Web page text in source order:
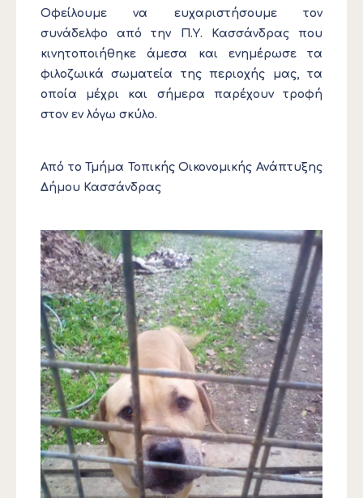
Οφείλουμε να ευχαριστήσουμε τον
συνάδελφο από την Π.Υ. Κασσάνδρας που
κινητοποιήθηκε άμεσα και ενημέρωσε τα
φιλοζωικά σωματεία της περιοχής μας, τα
οποία μέχρι και σήμερα παρέχουν τροφή
στον εν λόγω σκύλο.
Από το Τμήμα Τοπικής Οικονομικής Ανάπτυξης
Δήμου Κασσάνδρας